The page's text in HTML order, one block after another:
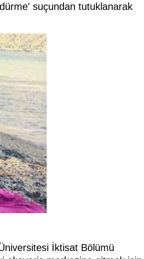
suçundan tutuklanarak
İktisat Bölümü